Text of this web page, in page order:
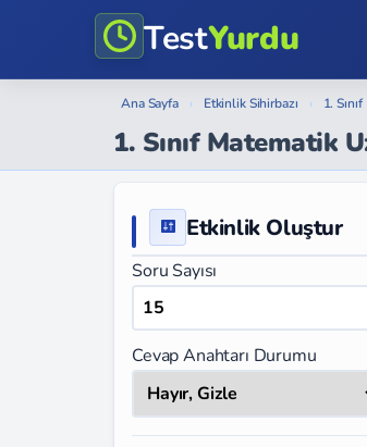
TestYurdu
Ana Sayfa › Etkinlik Sihirbazı › 1. Sınıf
1. Sınıf Matematik
Etkinlik Oluştur
Soru Sayısı
Cevap Anahtarı Durumu